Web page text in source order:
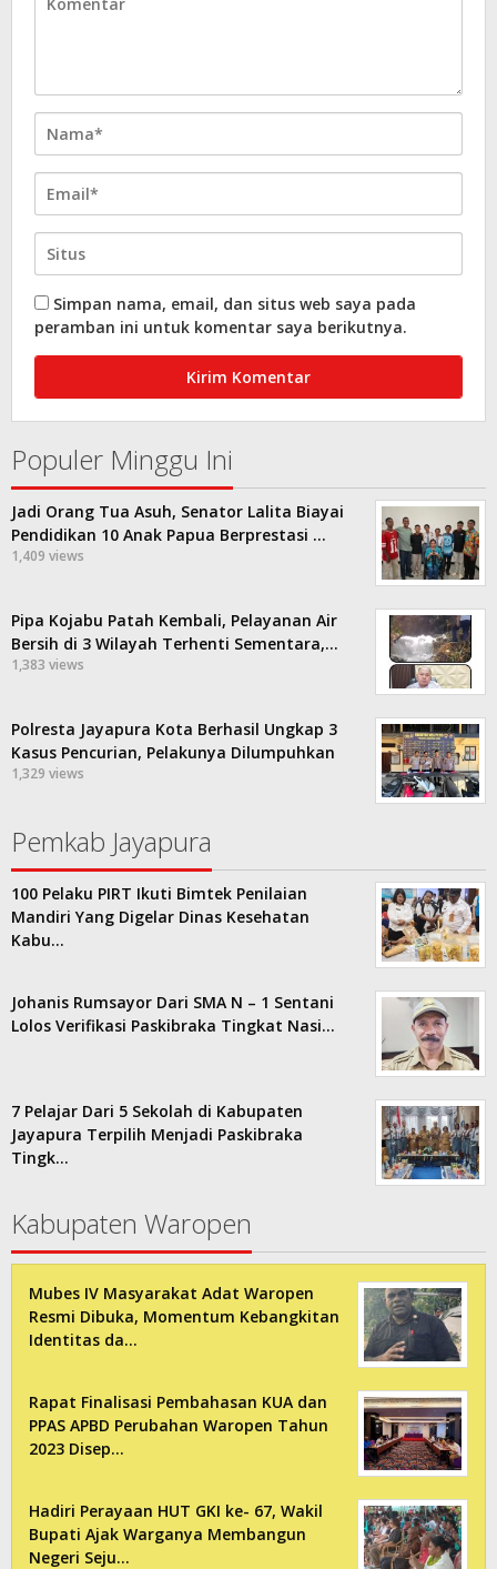
Simpan nama, email, dan situs web saya pada
peramban ini untuk komentar saya berikutnya.
Populer Minggu Ini
Jadi Orang Tua Asuh, Senator Lalita Biayai
Pendidikan 10 Anak Papua Berprestasi …
1,409 views
Pipa Kojabu Patah Kembali, Pelayanan Air
Bersih di 3 Wilayah Terhenti Sementara,…
1,383 views
Polresta Jayapura Kota Berhasil Ungkap 3
Kasus Pencurian, Pelakunya Dilumpuhkan
1,329 views
Pemkab Jayapura
100 Pelaku PIRT Ikuti Bimtek Penilaian
Mandiri Yang Digelar Dinas Kesehatan
Kabu…
Johanis Rumsayor Dari SMA N – 1 Sentani
Lolos Verifikasi Paskibraka Tingkat Nasi…
7 Pelajar Dari 5 Sekolah di Kabupaten
Jayapura Terpilih Menjadi Paskibraka
Tingk…
Kabupaten Waropen
Mubes IV Masyarakat Adat Waropen
Resmi Dibuka, Momentum Kebangkitan
Identitas da…
Rapat Finalisasi Pembahasan KUA dan
PPAS APBD Perubahan Waropen Tahun
2023 Disep…
Hadiri Perayaan HUT GKI ke- 67, Wakil
Bupati Ajak Warganya Membangun
Negeri Seju…